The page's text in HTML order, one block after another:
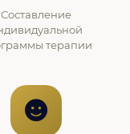
Составление
терапии